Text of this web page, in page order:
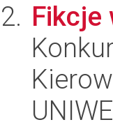
Fikcje